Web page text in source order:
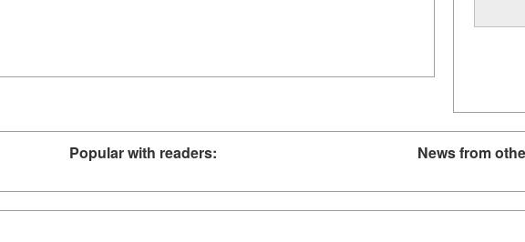
Popular with readers: News from